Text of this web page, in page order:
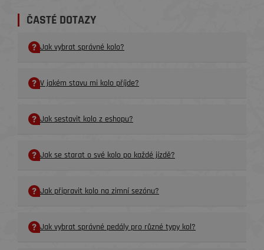
ČASTÉ DOTAZY
Jak vybrat správné kolo?
V jakém stavu mi kolo příjde?
Jak sestavit kolo z eshopu?
Jak se starat o své kolo po každé jízdě?
Jak připravit kolo na zimní sezónu?
Jak vybrat správné pedály pro různé typy kol?